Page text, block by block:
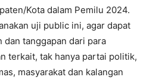
Kota dalam Pemilu 2024.
uji public ini, agar dapat
dan tanggapan dari para
terkait, tak hanya partai politik,
masyarakat dan kalangan